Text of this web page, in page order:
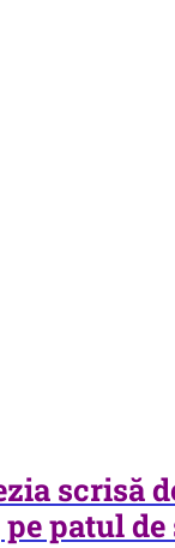
scrisă
pe patul